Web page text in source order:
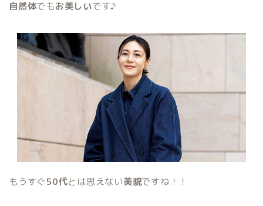
自然体でもお美しいです♪
もうすぐ50代とは思えない美貌ですね！！